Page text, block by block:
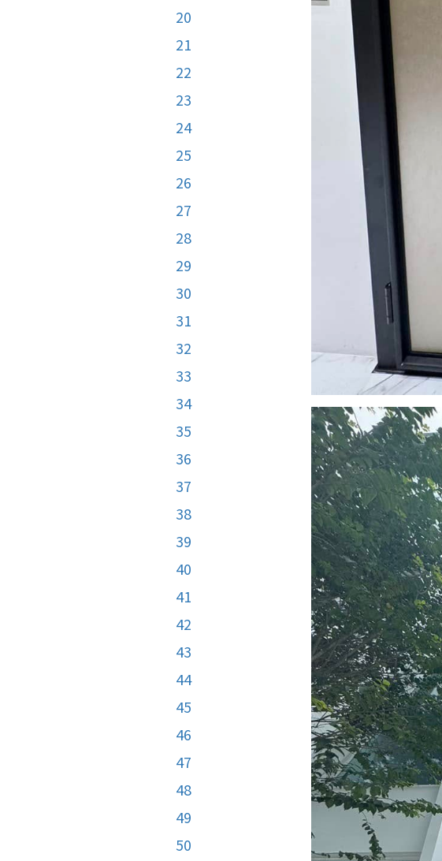
20
21
22
23
24
25
26
27
28
29
30
31
32
33
34
35
36
37
38
39
40
41
42
43
44
45
46
47
48
49
50